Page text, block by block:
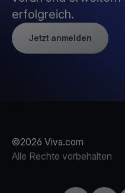
erfolgreich.
Jetzt anmelden
©2026 Viva.com
Alle Rechte vorbehalten